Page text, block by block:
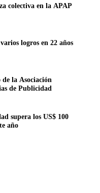
colectiva en la APAP
logros en 22 años
la Asociación
de Publicidad
supera los US$ 100
año